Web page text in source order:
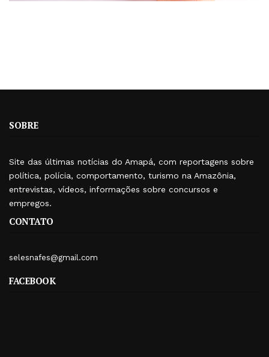
SOBRE
Site das últimas notícias do Amapá, com reportagens sobre
política, polícia, comportamento, turismo na Amazônia,
entrevistas, vídeos, informações sobre concursos e
empregos.
CONTATO
selesnafes@gmail.com
FACEBOOK